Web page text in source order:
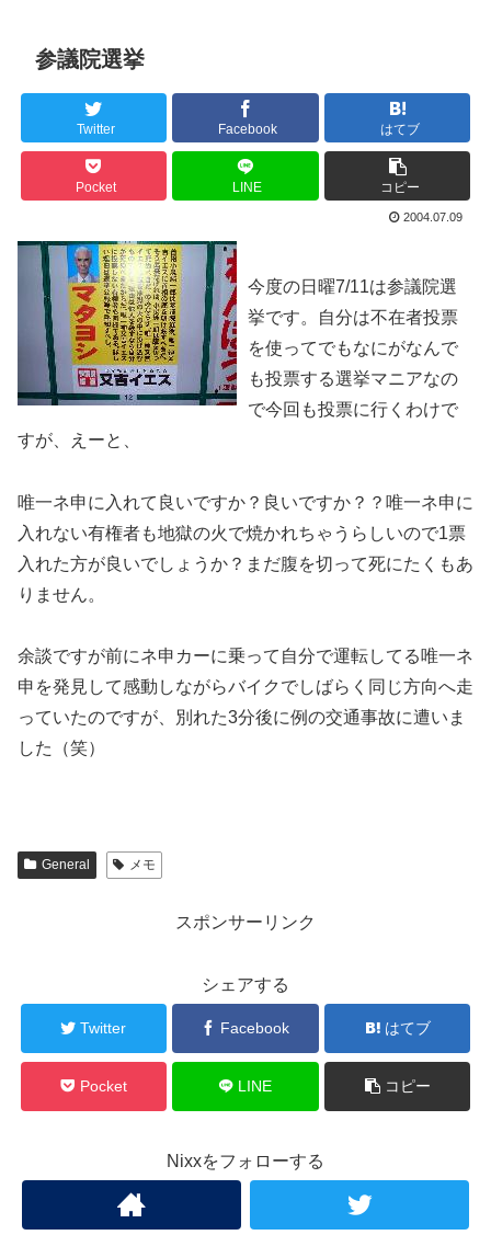
参議院選挙
Twitter Facebook はてブ
Pocket LINE コピー
2004.07.09
今度の日曜7/11は参議院選
挙です。自分は不在者投票
を使ってでもなにがなんで
も投票する選挙マニアなの
で今回も投票に行くわけで
すが、えーと、
唯一ネ申に入れて良いですか？良いですか？？唯一ネ申に
入れない有権者も地獄の火で焼かれちゃうらしいので1票
入れた方が良いでしょうか？まだ腹を切って死にたくもあ
りません。
余談ですが前にネ申カーに乗って自分で運転してる唯一ネ
申を発見して感動しながらバイクでしばらく同じ方向へ走
っていたのですが、別れた3分後に例の交通事故に遭いま
した（笑）
General メモ
スポンサーリンク
シェアする
Twitter Facebook はてブ
Pocket LINE コピー
Nixxをフォローする